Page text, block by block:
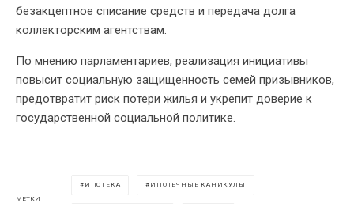
безакцептное списание средств и передача долга
коллекторским агентствам.
По мнению парламентариев, реализация инициативы
повысит социальную защищенность семей призывников,
предотвратит риск потери жилья и укрепит доверие к
государственной социальной политике.
МЕТКИ
ИПОТЕКА ИПОТЕЧНЫЕ КАНИКУЛЫ